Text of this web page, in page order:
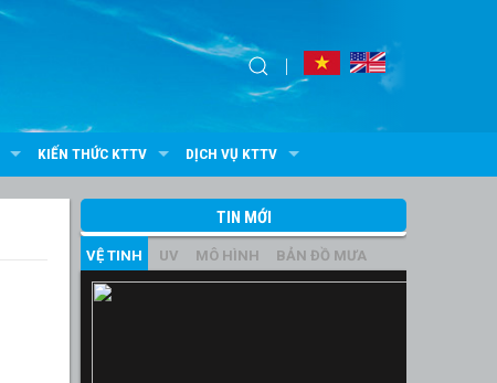
KIẾN THỨC KTTV DỊCH VỤ KTTV
TIN MỚI
VỆ TINH UV MÔ HÌNH BẢN ĐỒ MƯA